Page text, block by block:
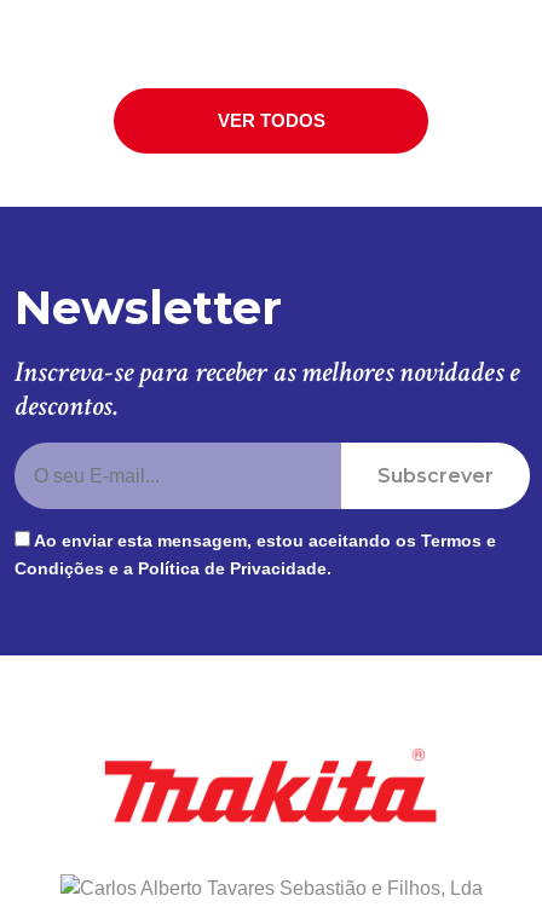
VER TODOS
Newsletter
Inscreva-se para receber as melhores novidades e
descontos.
Subscrever
Ao enviar esta mensagem, estou aceitando os Termos e
Condições e a Política de Privacidade.